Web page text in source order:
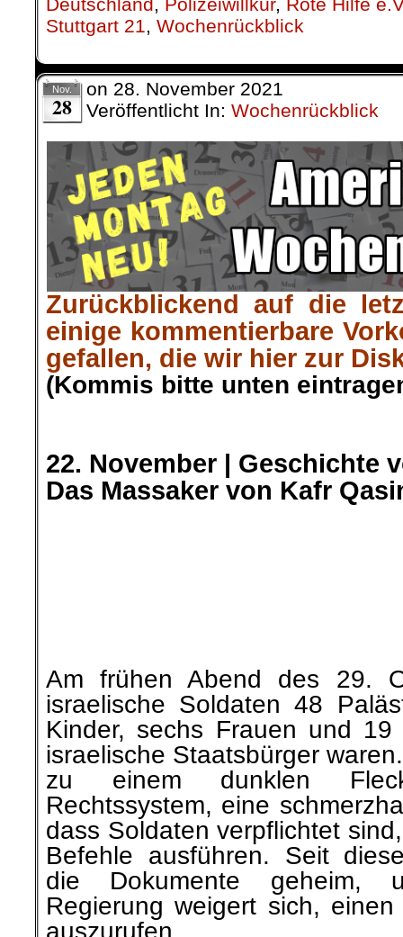
Am frühen Abend des 29.
israelische Soldaten 48
Kinder, sechs Frauen und 19
israelische Staatsbürger
zu einem dunklen
Rechtssystem, eine
dass Soldaten verpflichtet
Befehle ausführen. Seit
die Dokumente geheim,
»Bündnis für Gerechtigkeit
Palästinensern BIP e.V.«
Am Mittwoch, 1.
Landgericht Berlin im RAZ-/
das Urteil verkünden. Damit
staatliches
bei dem die anfangs